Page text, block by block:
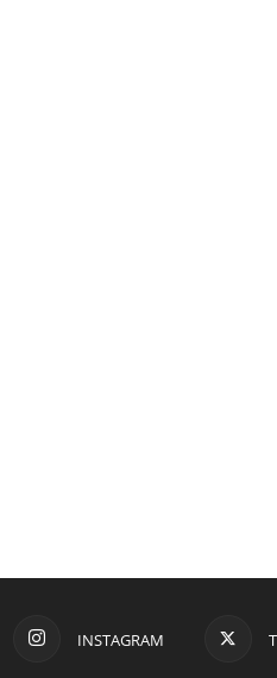
INSTAGRAM